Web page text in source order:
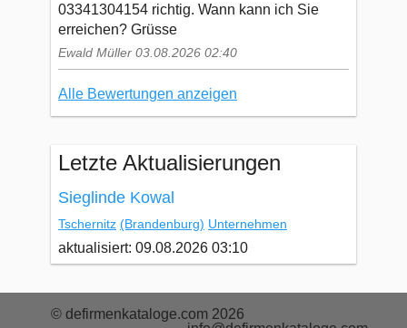
03341304154 richtig. Wann kann ich Sie
erreichen? Grüsse
Ewald Müller 03.08.2026 02:40
Alle Bewertungen anzeigen
Letzte Aktualisierungen
Sieglinde Kowal
Tschernitz (Brandenburg) Unternehmen
aktualisiert: 09.08.2026 03:10
© defirmenkataloge.com 2026